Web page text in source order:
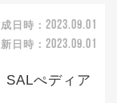
日時： 2023.09.01
日時： 2023.09.01
SALぺディア